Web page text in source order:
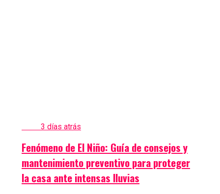
3 días atrás
Fenómeno de El Niño: Guía de consejos y
mantenimiento preventivo para proteger
la casa ante intensas lluvias